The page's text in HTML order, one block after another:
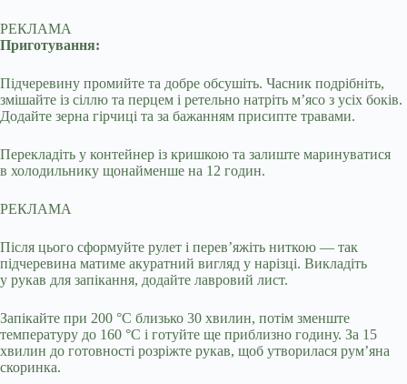
РЕКЛАМА
Приготування:
Підчеревину промийте та добре обсушіть. Часник подрібніть,
змішайте із сіллю та перцем і ретельно натріть м’ясо з усіх боків.
Додайте зерна гірчиці та за бажанням присипте травами.
Перекладіть у контейнер із кришкою та залиште маринуватися
в холодильнику щонайменше на 12 годин.
РЕКЛАМА
Після цього сформуйте рулет і перев’яжіть ниткою — так
підчеревина матиме акуратний вигляд у нарізці. Викладіть
у рукав для запікання, додайте лавровий лист.
Запікайте при 200 °C близько 30 хвилин, потім зменште
температуру до 160 °C і готуйте ще приблизно годину. За 15
хвилин до готовності розріжте рукав, щоб утворилася рум’яна
скоринка.